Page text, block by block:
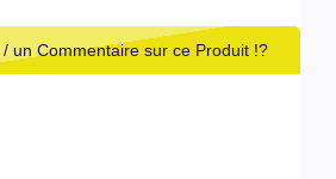
un Commentaire sur ce Produit !?